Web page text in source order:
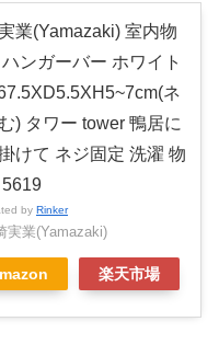
業(Yamazaki) 室内物
ンガーバー ホワイト
ネ
) タワー tower 鴨居に
けて ネジ固定 洗濯 物
by Rinker
実業(Yamazaki)
楽天市場